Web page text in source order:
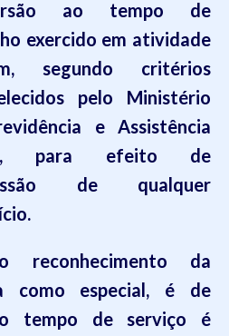
ao tempo de
exercido em atividade
segundo critérios
pelo Ministério
e Assistência
para efeito de
de qualquer
reconhecimento da
como especial, é de
tempo de serviço é